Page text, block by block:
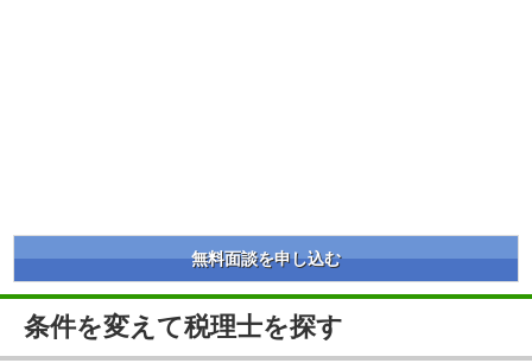
無料面談を申し込む
条件を変えて税理士を探す